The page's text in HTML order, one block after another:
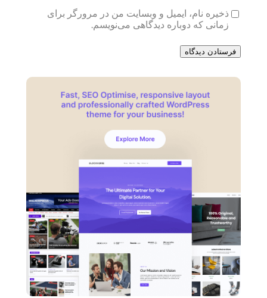
ذخیره نام، ایمیل و وبسایت من در مرورگر برای
زمانی که دوباره دیدگاهی می‌نویسم.